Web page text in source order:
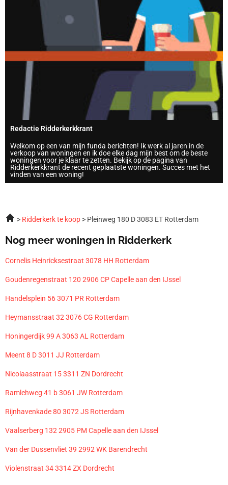
Redactie Ridderkerkkrant
Welkom op een van mijn funda berichten! Ik werk al jaren in de
verkoop van woningen en ik doe elke dag mijn best om de beste
woningen voor je klaar te zetten. Bekijk op de pagina van
Ridderkerkkrant de recent geplaatste woningen. Succes met het
vinden van een woning!
Ridderkerk te koop Pleinweg 180 D 3083 ET Rotterdam
Nog meer woningen in Ridderkerk
Cornelis Heinricksestraat 3078 HH Rotterdam
Goudenregenstraat 120 2906 CP Capelle aan den IJssel
Handelsplein 56 3071 PR Rotterdam
Heymansstraat 32 3076 CG Rotterdam
Honingerdijk 99 A 3063 AL Rotterdam
Meent 8 D 3011 JJ Rotterdam
Nicolaasstraat 15 3311 ZN Dordrecht
Ramlehweg 41 b 3061 JW Rotterdam
Rijnhavenkade 80 3072 JS Rotterdam
Vaalserberg 132 2905 PM Capelle aan den IJssel
Van der Dussenvliet 39 2992 WK Barendrecht
Violenstraat 34 3314 ZX Dordrecht